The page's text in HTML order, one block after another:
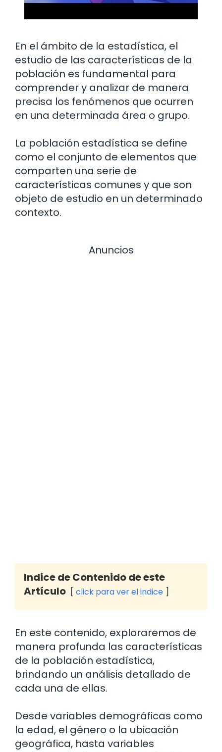
En el ámbito de la estadística, el
estudio de las características de la
población es fundamental para
comprender y analizar de manera
precisa los fenómenos que ocurren
en una determinada área o grupo.
La población estadística se define
como el conjunto de elementos que
comparten una serie de
características comunes y que son
objeto de estudio en un determinado
contexto.
Anuncios
Indice de Contenido de este
Artículo
click para ver el indice
En este contenido, exploraremos de
manera profunda las características
de la población estadística,
brindando un análisis detallado de
cada una de ellas.
Desde variables demográficas como
la edad, el género o la ubicación
geográfica, hasta variables